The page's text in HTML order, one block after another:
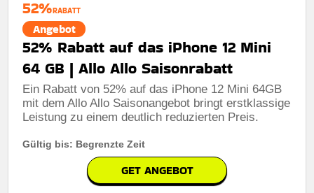
52%RABATT
Angebot
52% Rabatt auf das iPhone 12 Mini
64 GB | Allo Allo Saisonrabatt
Ein Rabatt von 52% auf das iPhone 12 Mini 64GB
mit dem Allo Allo Saisonangebot bringt erstklassige
Leistung zu einem deutlich reduzierten Preis.
Gültig bis: Begrenzte Zeit
GET ANGEBOT